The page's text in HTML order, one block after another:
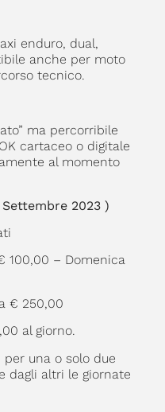
enduro, dual,
anche per moto
tecnico.
ma percorribile
cartaceo o digitale
al momento
Settembre 2023 )
100,00 – Domenica
€ 250,00
al giorno.
una o solo due
dagli altri le giornate